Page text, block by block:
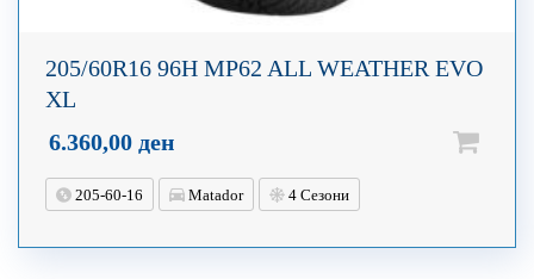
205/60R16 96H MP62 ALL WEATHER EVO
XL
6.360,00 ден
205-60-16 Matador 4 Сезони